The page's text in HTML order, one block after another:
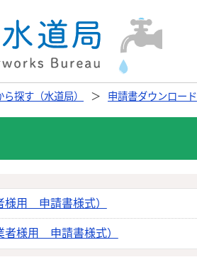
ら探す（水道局） 申請書ダウンロード
様用 申請書様式）
者様用 申請書様式）